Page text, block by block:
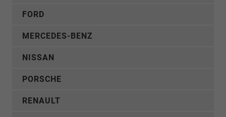
FORD
MERCEDES-BENZ
NISSAN
PORSCHE
RENAULT